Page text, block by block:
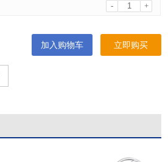
- +
加入购物车 立即购买